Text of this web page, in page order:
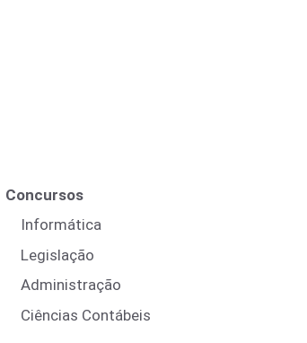
Concursos
Informática
Legislação
Administração
Ciências Contábeis